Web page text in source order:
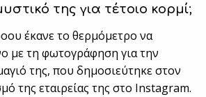
της για τέτοιο κορμί;
έκανε το θερμόμετρο να
με τη φωτογράφηση για την
της, που δημοσιεύτηκε στον
της εταιρείας της στο Instagram.